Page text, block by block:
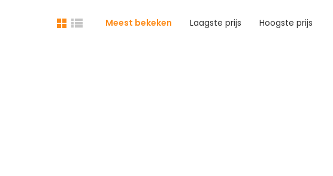
Meest bekeken Laagste prijs Hoogste prijs